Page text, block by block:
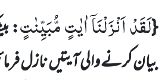
{لَقَدْ اَنْزَلْنَاۤ اٰیٰتٍ مُّبَیِّنٰتٍ:
بیان کرنے والی آیتیںنازل